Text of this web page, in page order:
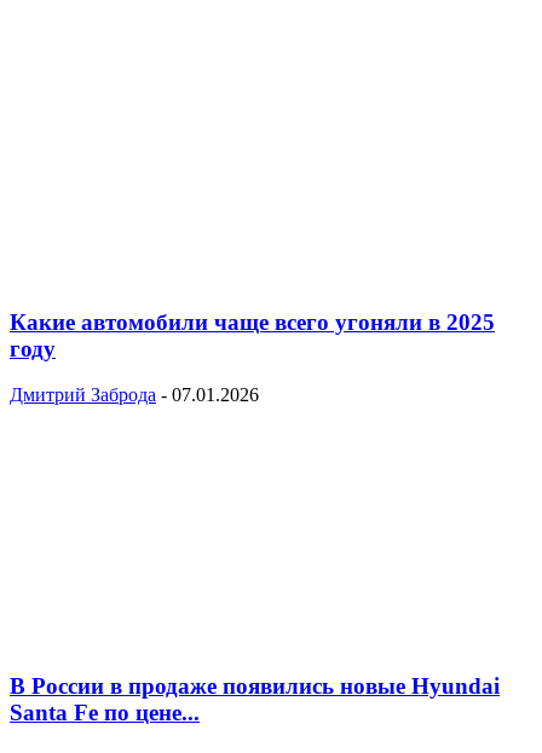
Какие автомобили чаще всего угоняли в 2025
году
Дмитрий Заброда - 07.01.2026
В России в продаже появились новые Hyundai
Santa Fe по цене...